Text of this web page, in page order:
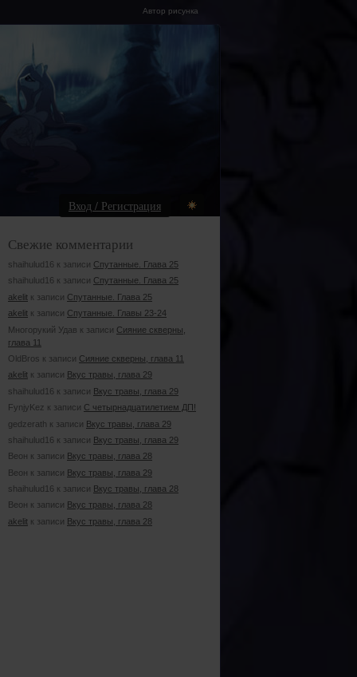
Автор рисунка
Вход / Регистрация
Свежие комментарии
shaihulud16 к записи Спутанные. Глава 25
shaihulud16 к записи Спутанные. Глава 25
akelit к записи Спутанные. Глава 25
akelit к записи Спутанные. Главы 23-24
Многорукий Удав к записи Сияние скверны,
глава 11
OldBros к записи Сияние скверны, глава 11
akelit к записи Вкус травы, глава 29
shaihulud16 к записи Вкус травы, глава 29
FynjyKez к записи С четырнадцатилетием ДП!
gedzerath к записи Вкус травы, глава 29
shaihulud16 к записи Вкус травы, глава 29
Веон к записи Вкус травы, глава 28
Веон к записи Вкус травы, глава 29
shaihulud16 к записи Вкус травы, глава 28
Веон к записи Вкус травы, глава 28
akelit к записи Вкус травы, глава 28